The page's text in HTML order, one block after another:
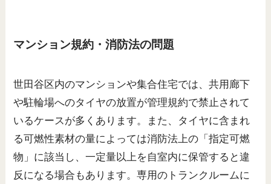
マンション規約・消防法の問題
世田谷区内のマンションや集合住宅では、共用廊下
や駐輪場へのタイヤの放置が管理規約で禁止されて
いるケースが多くあります。また、タイヤに含まれ
る可燃性素材の量によっては消防法上の「指定可燃
物」に該当し、一定量以上を自室内に保管すると違
反になる場合もあります。専用のトランクルームに